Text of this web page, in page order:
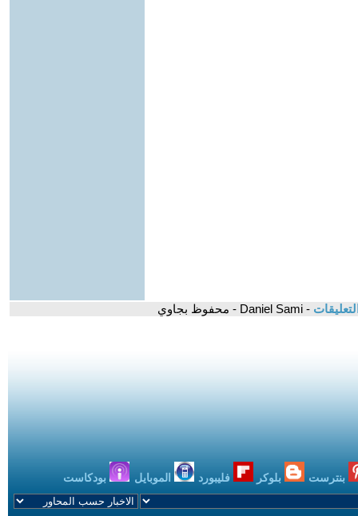
- Daniel Sami - محفوظ بجاوي
بنترست بلوكر فليبورد الموبايل بودكاست